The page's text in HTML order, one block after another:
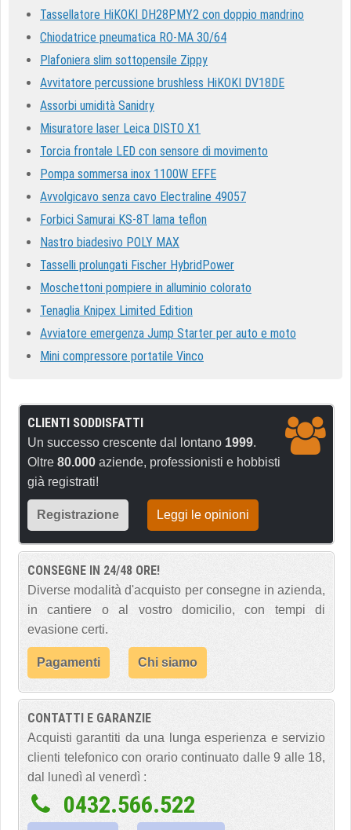
Tassellatore HiKOKI DH28PMY2 con doppio mandrino
Chiodatrice pneumatica RO-MA 30/64
Plafoniera slim sottopensile Zippy
Avvitatore percussione brushless HiKOKI DV18DE
Assorbi umidità Sanidry
Misuratore laser Leica DISTO X1
Torcia frontale LED con sensore di movimento
Pompa sommersa inox 1100W EFFE
Avvolgicavo senza cavo Electraline 49057
Forbici Samurai KS-8T lama teflon
Nastro biadesivo POLY MAX
Tasselli prolungati Fischer HybridPower
Moschettoni pompiere in alluminio colorato
Tenaglia Knipex Limited Edition
Avviatore emergenza Jump Starter per auto e moto
Mini compressore portatile Vinco
CLIENTI SODDISFATTI
Un successo crescente dal lontano 1999.
Oltre 80.000 aziende, professionisti e hobbisti
già registrati!
Registrazione Leggi le opinioni
CONSEGNE IN 24/48 ORE!
Diverse modalità d'acquisto per consegne in azienda,
in cantiere o al vostro domicilio, con tempi di
evasione certi.
Pagamenti Chi siamo
CONTATTI E GARANZIE
Acquisti garantiti da una lunga esperienza e servizio
clienti telefonico con orario continuato dalle 9 alle 18,
dal lunedì al venerdì :
0432.566.522